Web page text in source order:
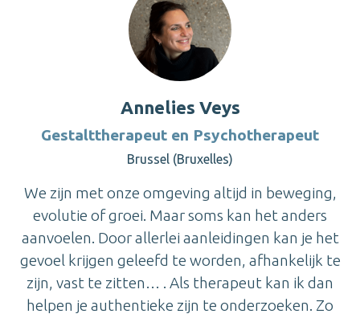
Annelies Veys
Gestalttherapeut en Psychotherapeut
Brussel (Bruxelles)
We zijn met onze omgeving altijd in beweging,
evolutie of groei. Maar soms kan het anders
aanvoelen. Door allerlei aanleidingen kan je het
gevoel krijgen geleefd te worden, afhankelijk te
zijn, vast te zitten… . Als therapeut kan ik dan
helpen je authentieke zijn te onderzoeken. Zo